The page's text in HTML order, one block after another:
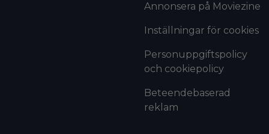
Annonsera på Moviezine
Inställningar för cookies
Personuppgiftspolicy
och cookiepolicy
Beteendebaserad
reklam